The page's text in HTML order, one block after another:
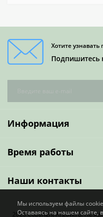
Хотите
Подпишитесь
Информация
Время работы
Наши контакты
2023 Copyright ArgoW.ru. Не
Мы используем файлы
Оставаясь на нашем сайте,